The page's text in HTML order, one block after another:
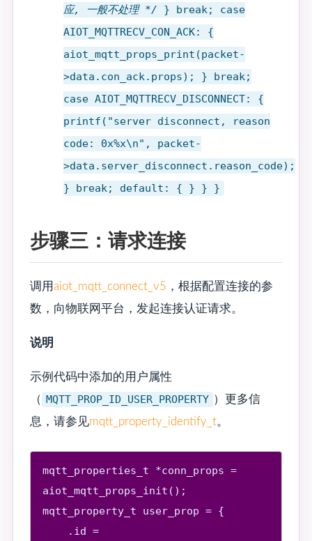
应, 一般不处理 */ } break; case
AIOT_MQTTRECV_CON_ACK: {
aiot_mqtt_props_print(packet-
>data.con_ack.props); } break;
case AIOT_MQTTRECV_DISCONNECT: {
printf("server disconnect, reason
code: 0x%x\n", packet-
>data.server_disconnect.reason_code);
} break; default: { } } }
步骤三：请求连接
调用aiot_mqtt_connect_v5 ，根据配置连接的参
数，向物联网平台，发起连接认证请求。
说明
示例代码中添加的用户属性
（ MQTT_PROP_ID_USER_PROPERTY ）更多信
息，请参见mqtt_property_identify_t。
mqtt_properties_t *conn_props =
aiot_mqtt_props_init();
mqtt_property_t user_prop = {